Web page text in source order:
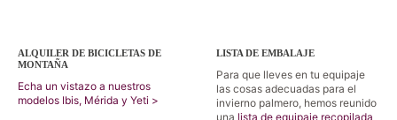
ALQUILER DE BICICLETAS DE
MONTAÑA
Echa un vistazo a nuestros
modelos Ibis, Mérida y Yeti >
LISTA DE EMBALAJE
Para que lleves en tu equipaje
las cosas adecuadas para el
invierno palmero, hemos reunido
una lista de equipaje recopilada